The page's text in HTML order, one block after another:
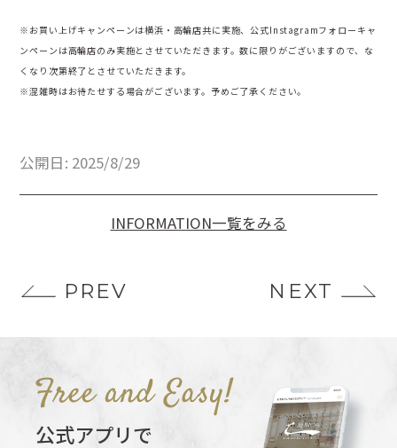
※お買い上げキャンペーンは横浜・高輪店共に実施、公式Instagramフォローキャ
ンペーンは高輪店のみ実施とさせていただきます。数に限りがございますので、な
くなり次第終了とさせていただきます。
※混雑時はお待たせする場合がございます。予めご了承ください。
公開日: 2025/8/29
INFORMATION一覧をみる
PREV NEXT
公式アプリで